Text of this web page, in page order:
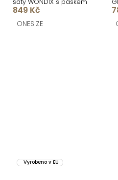
849 Kč
ONESIZE
Vyrobeno v EU